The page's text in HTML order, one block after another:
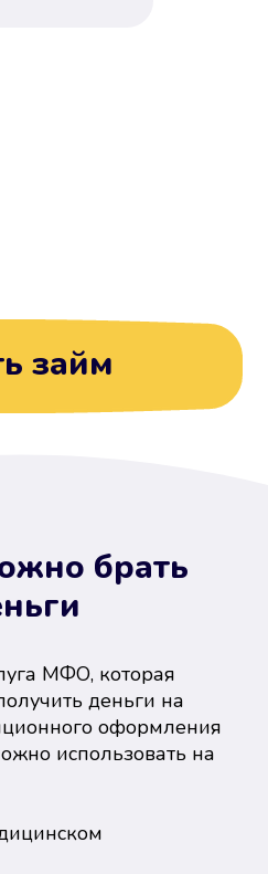
займ
брать
МФО, которая
деньги на
оформления
использовать на